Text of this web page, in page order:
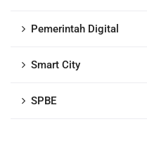
Pemerintah Digital
Smart City
SPBE